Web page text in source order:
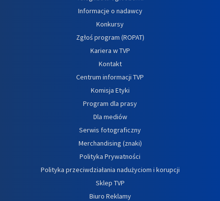
Informacje o nadawcy
Konkursy
Zgłoś program (ROPAT)
Kariera w TVP
Kontakt
Centrum informacji TVP
Komisja Etyki
Program dla prasy
Dla mediów
Serwis fotograficzny
Merchandising (znaki)
Polityka Prywatności
Polityka przeciwdziałania nadużyciom i korupcji
Sklep TVP
Biuro Reklamy